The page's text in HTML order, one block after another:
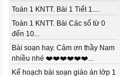
Toán 1 KNTT. Bài 1 Tiết 1....
Toán 1 KNTT. Bài Các số từ 0
đến 10...
Bài soạn hay. Cảm ơn thầy Nam
nhiều nhé ❤️❤️❤️❤️❤️❤️...
Kế hoạch bài soạn giáo án lớp 1